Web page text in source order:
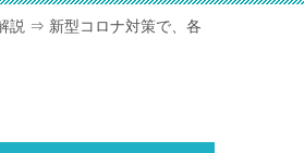
説 ⇒ 新型コロナ対策で、各